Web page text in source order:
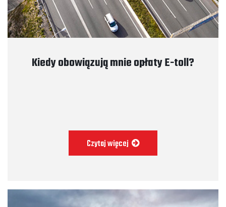
Kiedy obowiązują mnie opłaty E-toll?
Czytaj więcej